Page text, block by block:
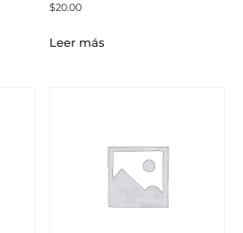
$20.00
Leer más